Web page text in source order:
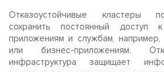
Отказоустойчивые кластеры
сохранить постоянный доступ
приложениям и службам, например,
или бизнес-приложениям.
инфраструктура защищает